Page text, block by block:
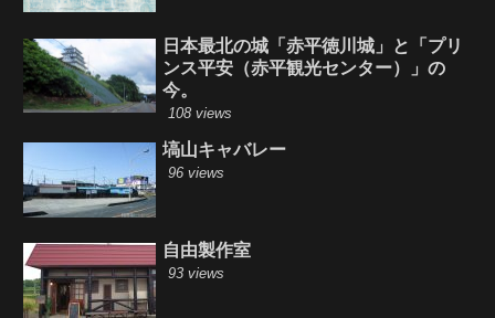
日本最北の城「赤平徳川城」と「プリ
ンス平安（赤平観光センター）」の
今。
108 views
塙山キャバレー
96 views
自由製作室
93 views